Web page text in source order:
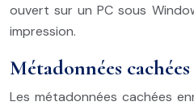
ouvert sur un PC sous
impression.
Métadonnées
Les métadonnées cachées